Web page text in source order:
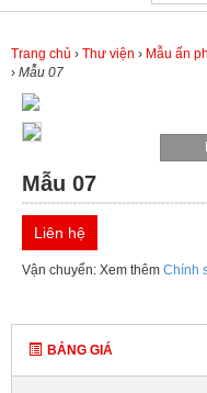
ANH
SẢN
PHẨM
DỊCH
VỤ
MÃI
TIN
Trang chủ › Thư viện › Mẫu ấn
› Mẫu 07
Mẫu 07
Liên hệ
Vận chuyển: Xem thêm Chính
BẢNG GIÁ